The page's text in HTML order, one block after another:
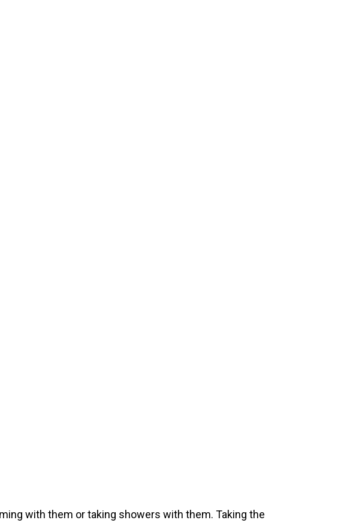
with them or taking showers with them. Taking the